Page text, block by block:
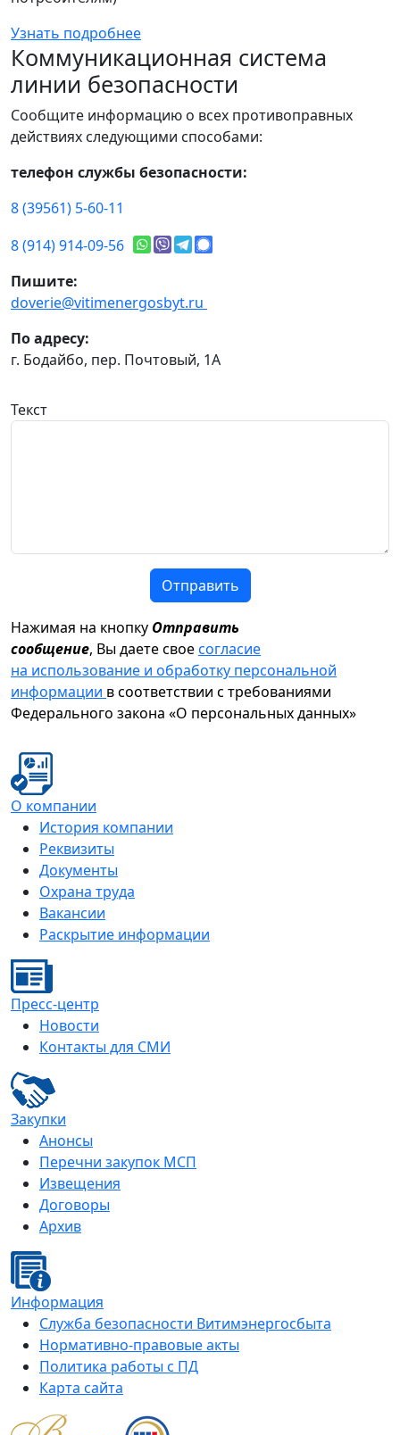
Узнать подробнее
Коммуникационная система
линии безопасности
Сообщите информацию о всех противоправных
действиях следующими способами:
телефон службы безопасности:
8 (39561) 5-60-11
8 (914) 914-09-56
Пишите:
doverie@vitimenergosbyt.ru
По адресу:
г. Бодайбо, пер. Почтовый, 1А
Текст
Отправить
Нажимая на кнопку Отправить
сообщение, Вы даете своесогласие
на использование и обработку персональной
информации в соответствии с требованиями
Федерального закона «О персональных данных»
О компании
История компании
Реквизиты
Документы
Охрана труда
Вакансии
Раскрытие информации
Пресс-центр
Новости
Контакты для СМИ
Закупки
Анонсы
Перечни закупок МСП
Извещения
Договоры
Архив
Информация
Служба безопасности Витимэнергосбыта
Нормативно-правовые акты
Политика работы с ПД
Карта сайта